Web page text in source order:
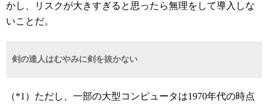
かし、リスクが大きすぎると思ったら無理をして導入しな
いことだ。
剣の達人はむやみに剣を抜かない
（*1）ただし、一部の大型コンピュータは1970年代の時点